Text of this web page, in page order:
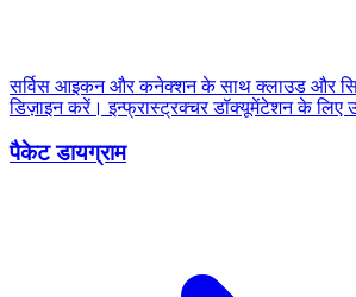
सर्विस आइकन और कनेक्शन के साथ क्लाउड और
डिज़ाइन करें। इन्फ्रास्ट्रक्चर डॉक्यूमेंटेशन के लिए
पैकेट डायग्राम